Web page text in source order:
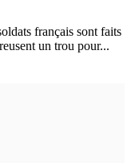
français sont faits
un trou pour...